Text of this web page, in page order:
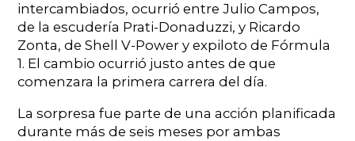
intercambiados, ocurrió entre Julio Campos,
de la escudería Prati-Donaduzzi, y Ricardo
Zonta, de Shell V-Power y expiloto de Fórmula
1. El cambio ocurrió justo antes de que
comenzara la primera carrera del día.
La sorpresa fue parte de una acción planificada
durante más de seis meses por ambas